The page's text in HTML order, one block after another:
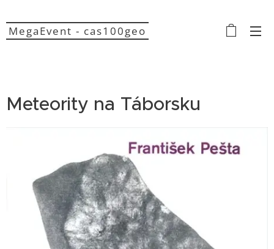
MegaEvent - cas100geo
Meteority na Táborsku